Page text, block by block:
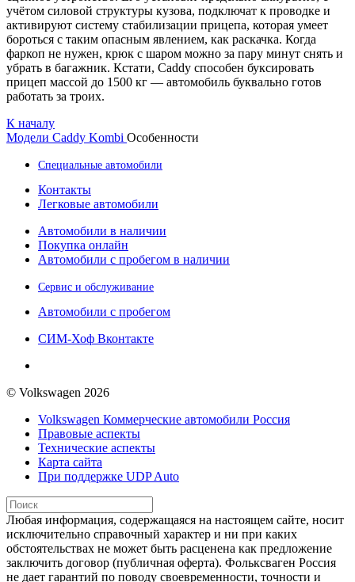
учётом силовой структуры кузова, подключат к проводке и
активируют систему стабилизации прицепа, которая умеет
бороться с таким опасным явлением, как раскачка. Когда
фаркоп не нужен, крюк с шаром можно за пару минут снять и
убрать в багажник. Кстати, Caddy способен буксировать
прицеп массой до 1500 кг — автомобиль буквально готов
работать за троих.
К началу
Модели Caddy Kombi Особенности
Специальные автомобили
Контакты
Легковые автомобили
Автомобили в наличии
Покупка онлайн
Автомобили с пробегом в наличии
Сервис и обслуживание
Автомобили с пробегом
СИМ-Хоф Вконтакте
© Volkswagen 2026
Volkswagen Коммерческие автомобили Россия
Правовые аспекты
Технические аспекты
Карта сайта
При поддержке UDP Auto
Любая информация, содержащаяся на настоящем сайте, носит
исключительно справочный характер и ни при каких
обстоятельствах не может быть расценена как предложение
заключить договор (публичная оферта). Фольксваген Россия
не дает гарантий по поводу своевременности, точности и